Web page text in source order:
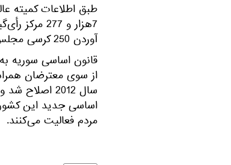
طبق اطلاعات کمیته
آوردن 250 کرسی مجلس سوریه با یکدیگر رقابت خواهند کرد.
از سوی معترضان
سال 2012
مردم فعالیت می‌کنند.